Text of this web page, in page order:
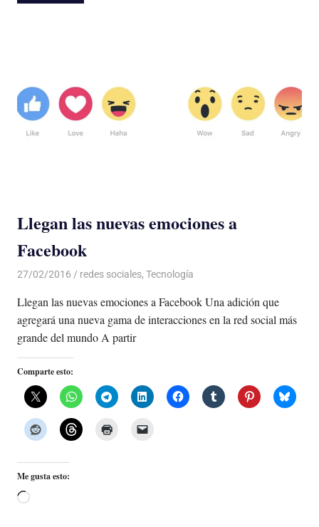
Llegan las nuevas emociones a
Facebook
27/02/2016 Luis Castellanos
redes sociales, Tecnología
Llegan las nuevas emociones a Facebook Una adición que
agregará una nueva gama de interacciones en la red social más
grande del mundo A partir
Comparte esto:
Me gusta esto:
Cargando...